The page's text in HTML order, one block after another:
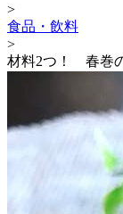
>
食品・飲料
>
材料2つ！ 春巻